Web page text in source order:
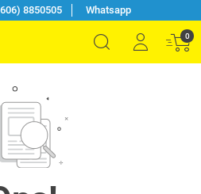
8850505 Whatsapp
0